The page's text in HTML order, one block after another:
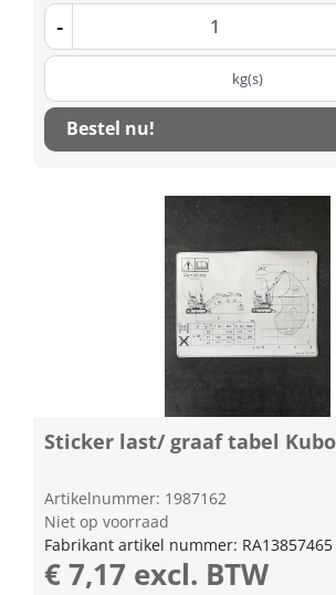
-
kg(s)
Bestel nu!
Sticker last/ graaf tabel
Artikelnummer: 1987162
Niet op voorraad
Fabrikant artikel nummer: RA13857465
€ 7,17 excl. BTW